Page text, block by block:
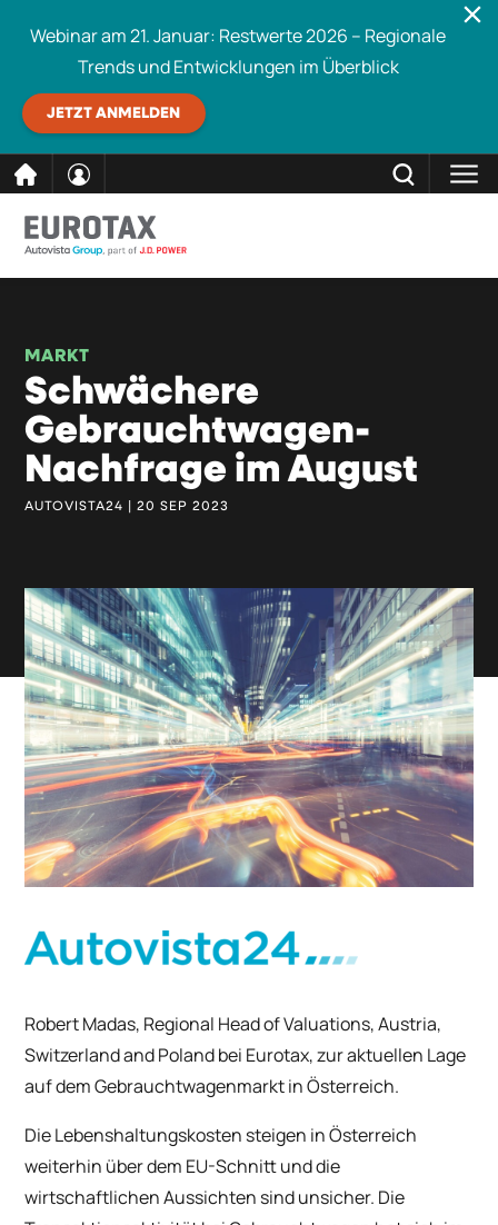
Inhalt
Webinar am 21. Januar: Restwerte 2026 – Regionale
Trends und Entwicklungen im Überblick
JETZT ANMELDEN
MARKT
Schwächere
Gebrauchtwagen-
Nachfrage im August
AUTOVISTA24 | 20 SEP 2023
Robert Madas, Regional Head of Valuations, Austria,
Switzerland and Poland bei Eurotax, zur aktuellen Lage
auf dem Gebrauchtwagenmarkt in Österreich.
Die Lebenshaltungskosten steigen in Österreich
weiterhin über dem EU-Schnitt und die
wirtschaftlichen Aussichten sind unsicher. Die